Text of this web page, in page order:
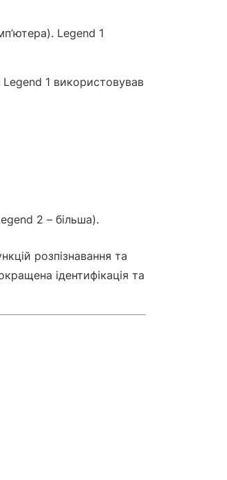
Legend 1
1 використовував
2 – більша).
розпізнавання та
ідентифікація та